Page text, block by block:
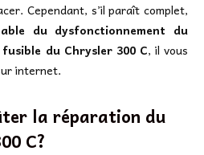
Cependant, s’il paraît complet,
du dysfonctionnement du
fusible du Chrysler 300 C, il vous
internet.
la réparation du
C?